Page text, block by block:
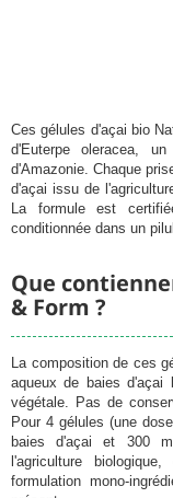
Ces gélules d'açai bio
d'Euterpe oleracea,
d'Amazonie. Chaque
d'açai issu de
La formule est
conditionnée dans un
Que
& Form ?
La composition de ces
aqueux de baies d'açai
végétale. Pas de
Pour 4 gélules (une
baies d'açai et 300
l'agriculture
formulation mono-